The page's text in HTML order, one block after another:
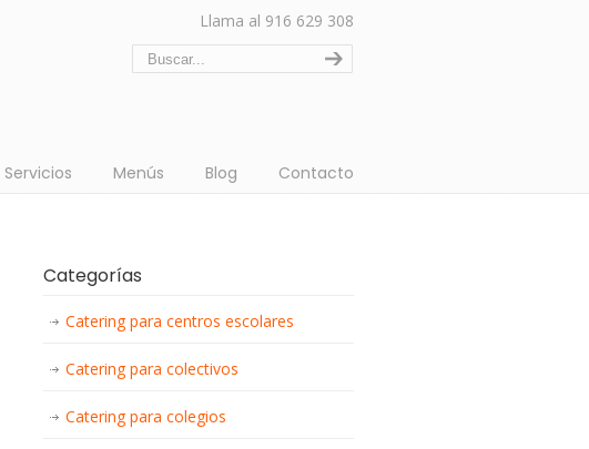
Llama al 916 629 308
Servicios Menús Blog Contacto
Categorías
Catering para centros escolares
Catering para colectivos
Catering para colegios